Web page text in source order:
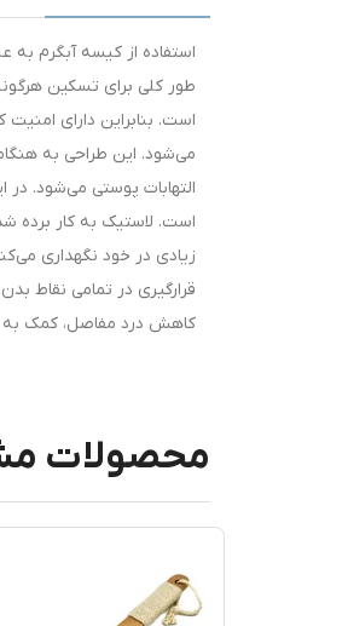
استفاده از کیسه آبگرم
است. بنابراین دارای
می‌شود. این طراحی به
التهابات پوستی می‌شود.
است. لاستیک به کار برده
زیادی در خود نگهداری
قرارگیری در تمامی نقاط
کاهش درد مفاصل، کمک به
محصولات